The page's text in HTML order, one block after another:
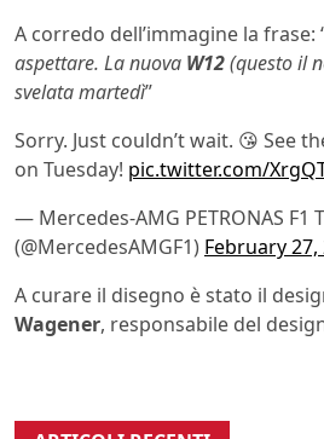
A corredo dell’immagine la frase:
aspettare. La nuova W12(questo il
svelata martedì”
Sorry. Just couldn’t wait. 😘 See
on Tuesday! pic.twitter.com/
— Mercedes-AMG PETRONAS F1
(@MercedesAMGF1) February 27,
A curare il disegno è stato il
Wagener, responsabile del